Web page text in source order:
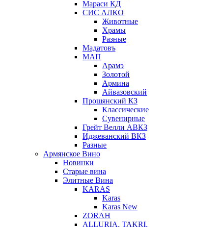
Мараси КД
СИС АЛКО
Животные
Храмы
Разные
Мадатовъ
МАП
Арамэ
Золотой
Армина
Айвазовский
Прошянский КЗ
Классические
Сувенирные
Грейт Велли АВКЗ
Иджеванский ВКЗ
Разные
Армянское Вино
Новинки
Старые вина
Элитные Вина
KARAS
Karas
Karas New
ZORAH
ALLURIA. TAKRI.